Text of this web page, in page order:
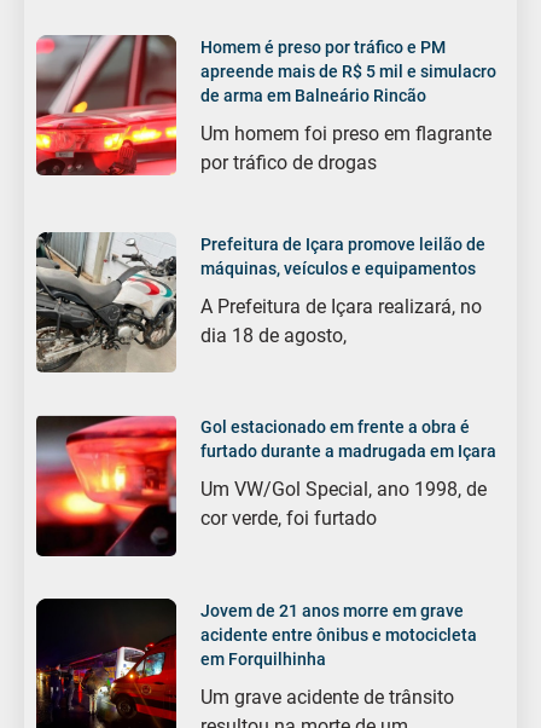
Homem é preso por tráfico e PM
apreende mais de R$ 5 mil e simulacro
de arma em Balneário Rincão
Um homem foi preso em flagrante
por tráfico de drogas
Prefeitura de Içara promove leilão de
máquinas, veículos e equipamentos
A Prefeitura de Içara realizará, no
dia 18 de agosto,
Gol estacionado em frente a obra é
furtado durante a madrugada em Içara
Um VW/Gol Special, ano 1998, de
cor verde, foi furtado
Jovem de 21 anos morre em grave
acidente entre ônibus e motocicleta
em Forquilhinha
Um grave acidente de trânsito